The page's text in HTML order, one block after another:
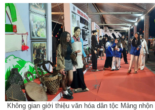
Không gian giới thiệu văn hóa dân tộc Mảng